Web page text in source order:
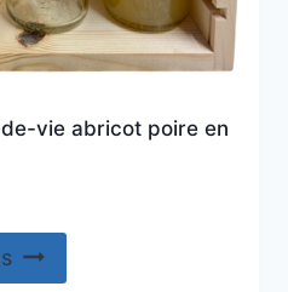
vie abricot poire en
produit